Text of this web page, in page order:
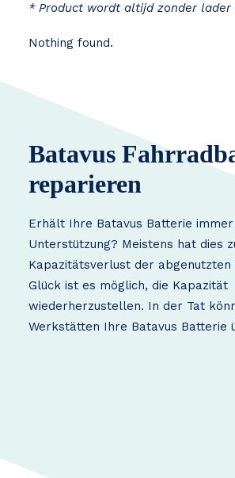
* Product wordt altijd zonder lader
Nothing found.
Batavus
reparieren
Erhält Ihre Batavus Batterie
Unterstützung? Meistens hat dies
Kapazitätsverlust der abgenutzten
Glück ist es möglich, die Kapazität
wiederherzustellen. In der Tat
Werkstätten Ihre Batavus Batterie